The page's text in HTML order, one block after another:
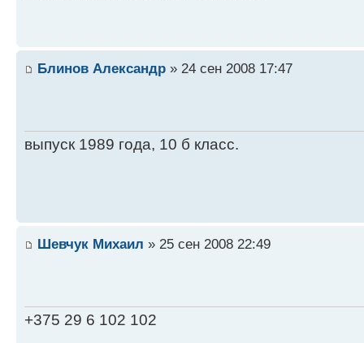
Блинов Александр » 24 сен 2008 17:47
выпуск 1989 года, 10 б класс.
Шевчук Михаил » 25 сен 2008 22:49
+375 29 6 102 102